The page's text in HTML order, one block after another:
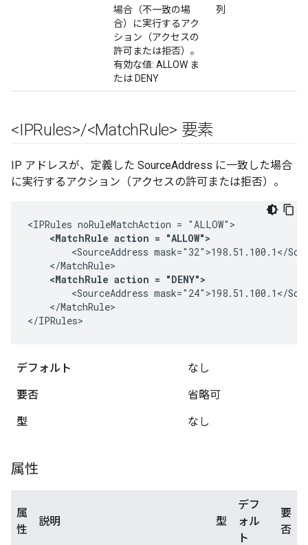
場合（不一致の場
合）に実行するアク
ション（アクセスの
許可または拒否）。
有効な値: ALLOW ま
たは DENY
列
<IPRules>/<MatchRule> 要素
IP アドレスが、定義した SourceAddress に一致した場合
に実行するアクション（アクセスの許可または拒否）。
<IPRules noRuleMatchAction = "ALLOW">
<MatchRule action = "ALLOW">
<SourceAddress mask="32">198.51.100.1</
    </MatchRule>
<MatchRule action = "DENY">
<SourceAddress mask="24">198.51.100.1</
    </MatchRule>
</IPRules>
デフォルト なし
要否 省略可
型 なし
属性
属
性
説明 型
デフ
ォル
ト
要
否